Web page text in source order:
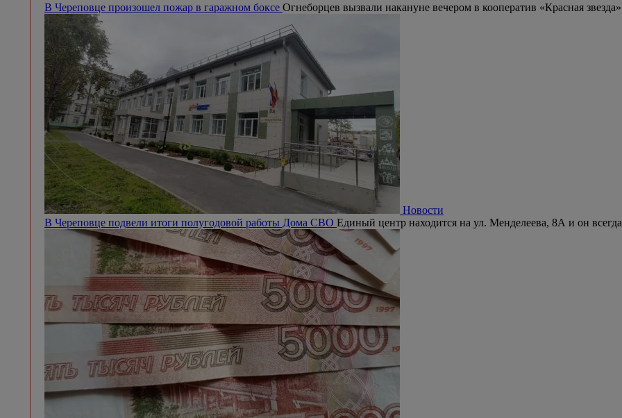
В Череповце произошел пожар в гаражном боксе Огнеборцев вызвали накануне вечером в кооператив «Красная
Новости
В Череповце подвели итоги полугодовой работы Дома СВО Единый центр находится на ул. Менделеева, 8А и он